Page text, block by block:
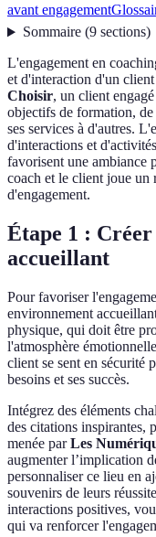
avant engagement
Sommaire(9 sections)
L'engagement en
et d'interaction d'un client
Choisir, un client
objectifs de formation,
ses services à d'autres.
d'interactions et
favorisent une ambiance
coach et le client joue un
d'engagement.
Étape 1 :
accueillant
Pour favoriser
environnement
physique, qui doit être
l'atmosphère
client se sent en sécurité
besoins et ses succès.
Intégrez des éléments
des citations inspirantes,
menée parLes
augmenter l’implication
personnaliser ce lieu en
souvenirs de leurs
interactions positives,
qui va renforcer